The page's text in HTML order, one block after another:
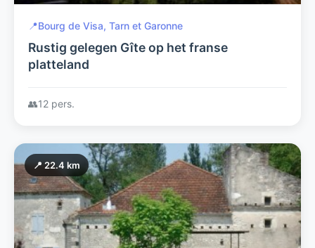
📍Bourg de Visa, Tarn et Garonne
Rustig gelegen Gîte op het franse
platteland
👥12 pers.
📍 22.4 km